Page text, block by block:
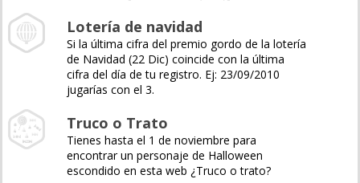
Lotería de navidad
Si la última cifra del premio gordo de la lotería
de Navidad (22 Dic) coincide con la última
cifra del día de tu registro. Ej: 23/09/2010
jugarías con el 3.
Truco o Trato
Tienes hasta el 1 de noviembre para
encontrar un personaje de Halloween
escondido en esta web ¿Truco o trato?